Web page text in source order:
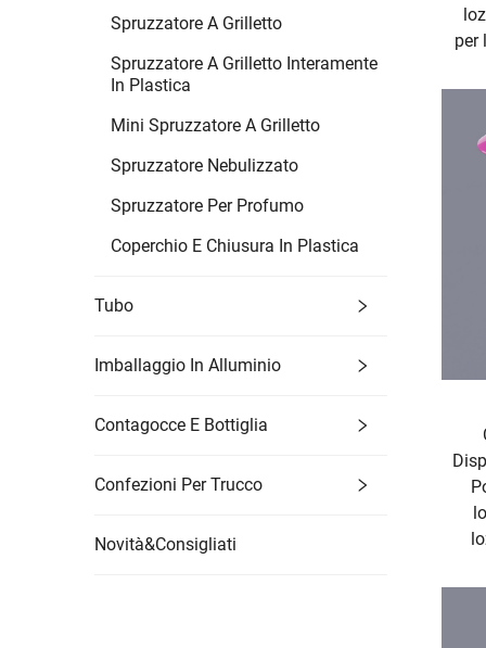
Spruzzatore A Grilletto
Spruzzatore A Grilletto Interamente
In Plastica
Mini Spruzzatore A Grilletto
Spruzzatore Nebulizzato
Spruzzatore Per Profumo
Coperchio E Chiusura In Plastica
Tubo
Imballaggio In Alluminio
Contagocce E Bottiglia
Confezioni Per Trucco
Novità&Consigliati
per